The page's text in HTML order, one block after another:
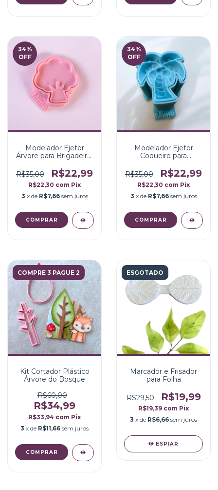
34%
OFF
Modelador Ejetor
Árvore para Brigadeiro,
Biscoito
R$35,00 R$22,99
R$22,30 com Pix
3 x de R$7,66 sem juros
34%
OFF
Modelador Ejetor
Coqueiro para
Massa e Biscoito
R$35,00 R$22,99
R$22,30 com Pix
3 x de R$7,66 sem juros
COMPRE 3 PAGUE 2
Kit Cortador Plástico
Árvore do Bosque
R$60,00
R$34,99
R$33,94 com Pix
3 x de R$11,66 sem juros
ESGOTADO
Marcador e Frisador
para Folha
R$29,50 R$19,99
R$19,39 com Pix
3 x de R$6,66 sem juros
ESPIAR